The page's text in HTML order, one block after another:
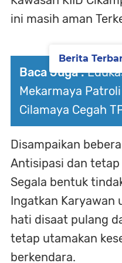
ini masih aman
Baca Juga :
Mekarmaya Patroli
Cilamaya Cegah
Disampaikan
Antisipasi dan
Segala bentuk
Ingatkan Karyawan
hati disaat pulang
tetap utamakan
berkendara.
Berita